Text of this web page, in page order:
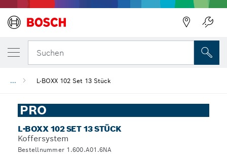
Suchen
... L-BOXX 102 Set 13 Stück
PRO
L-BOXX 102 SET 13 STÜCK
Koffersystem
Bestellnummer 1.600.A01.6NA